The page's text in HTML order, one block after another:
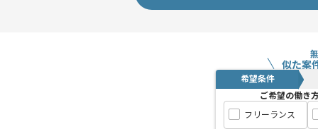
似た案
希望条件
ご希望の働き
フリーランス